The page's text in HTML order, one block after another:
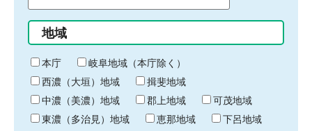
始
り
間
終
わ
り
地域
本庁
岐阜地域（本庁除く）
西濃（大垣）地域
揖斐地域
中濃（美濃）地域
郡上地域
可茂地域
東濃（多治見）地域
恵那地域
下呂地域